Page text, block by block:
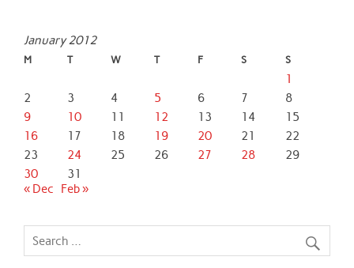
January 2012
M T W T F S S
1
2
3 4 5 6 7
8
9
10 11 12 13 14
15
16
17 18 19 20 21
22
23
24 25 26 27 28
29
30
31
« Dec
Feb »